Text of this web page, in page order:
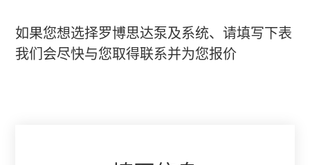
如果您想选择罗博思达泵及系统、请填写下表
我们会尽快与您取得联系并为您报价